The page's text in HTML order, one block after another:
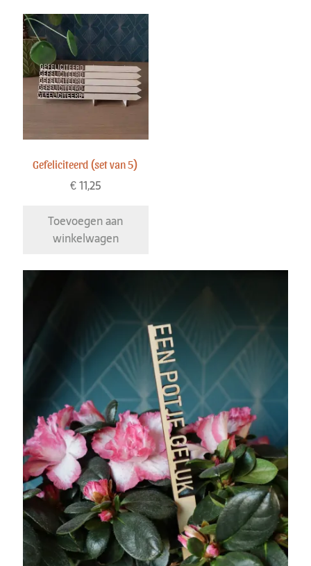
Gefeliciteerd (set van 5)
€11,25
Toevoegen aan
winkelwagen